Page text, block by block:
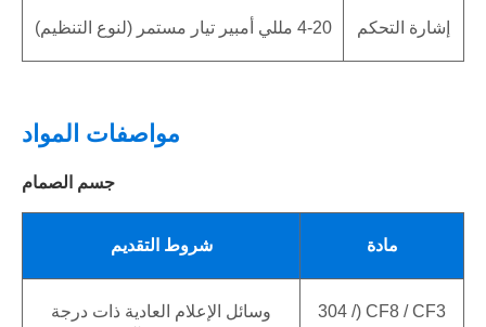
إشارة التحكم 4-20 مللي أمبير تيار مستمر (لنوع التنظيم)
مواصفات المواد
جسم الصمام
مادة شروط التقديم
CF8 / CF3 (304 /
وسائل الإعلام العادية ذات درجة